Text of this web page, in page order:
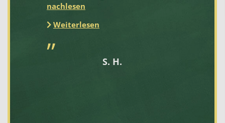
nachlesen
Weiterlesen
S. H.